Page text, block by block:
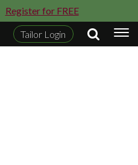
Register for FREE
Tailor Login